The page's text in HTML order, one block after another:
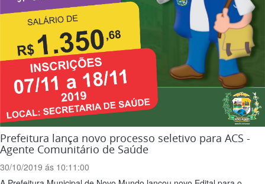
Prefeitura lança novo processo seletivo para ACS -
Agente Comunitário de Saúde
30/10/2019 ás 10:11:00